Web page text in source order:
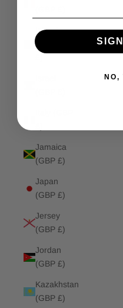
Isle of
Man (GBP
Jamaica
(GBP £)
Japan
(GBP £)
Jersey
(GBP £)
Jordan
(GBP £)
Kazakhstan
(GBP £)
NO,